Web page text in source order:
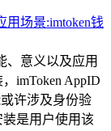
、意义以及应用
imToken AppID
许涉及身份验
是用户使用该